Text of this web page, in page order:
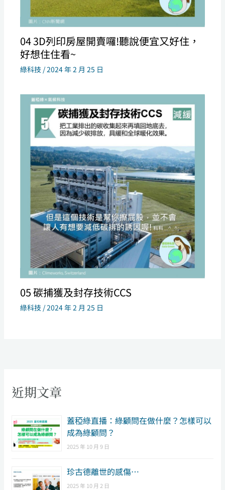
04 3D列印房屋開賣囉!聽說便宜又好住，
好想住住看~
綠科技 /2024 年 2 月 25 日
05 碳捕獲及封存技術CCS
綠科技 /2024 年 2 月 25 日
近期文章
​蓋稏綠直播：綠顧問在做什麼？怎樣可以
成為綠顧問？
2025 年 10 月 9 日
珍古德離世的感傷…
2025 年 10 月 2 日